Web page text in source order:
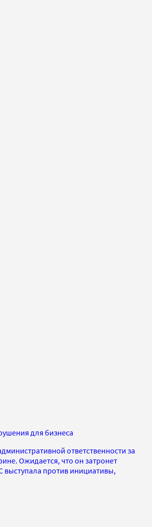
для бизнеса
ответственности за
Ожидается, что он затронет
против инициативы,